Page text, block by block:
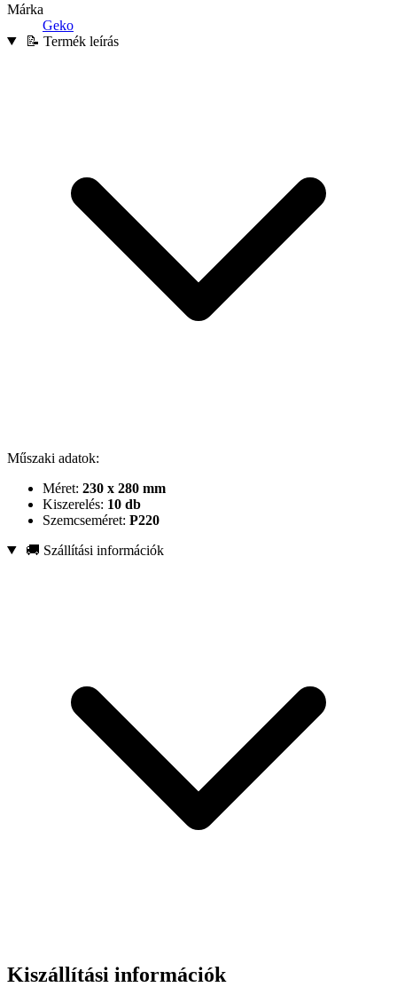
Márka
Geko
📝 Termék leírás
Műszaki adatok:
Méret: 230 x 280 mm
Kiszerelés: 10 db
Szemcseméret: P220
🚚 Szállítási információk
Kiszállítási információk